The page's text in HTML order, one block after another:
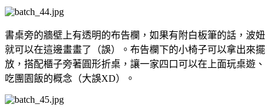
書桌旁的牆壁上有透明的布告欄，如果有附白板筆的話，波妞
就可以在這邊畫畫了（誤）。布告欄下的小椅子可以拿出來擺
放，搭配櫃子旁著圓形折桌，讓一家四口可以在上面玩桌遊、
吃團園飯的概念（大誤XD）。